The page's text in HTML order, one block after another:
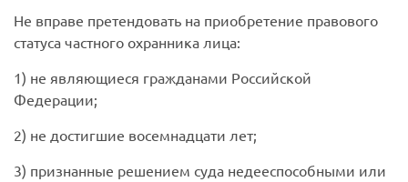
Не вправе претендовать на приобретение правового
статуса частного охранника лица:
1) не являющиеся гражданами Российской
Федерации;
2) не достигшие восемнадцати лет;
3) признанные решением суда недееспособными или